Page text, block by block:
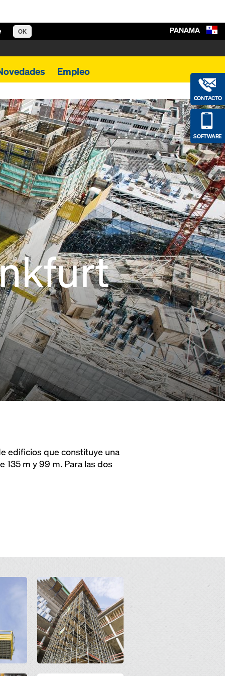
OK
Empleo
CONTACTO
SOFTWARE
PANAMA
edificios que constituye una
m y 99 m. Para las dos
Open